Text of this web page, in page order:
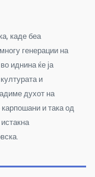
каде беа
генерации на
иднина ќе ја
и
духот на
карпошани и така од